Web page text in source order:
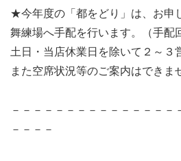
★今年度の「都をどり」は、お申
舞練場へ手配を行います。（手配
土日・当店休業日を除いて２～３
また空席状況等のご案内はできま
－－－－－－－－－－－－－－－
－－－－